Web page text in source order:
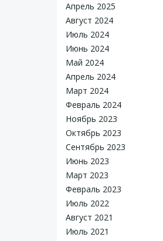
Апрель 2025
Август 2024
Июль 2024
Июнь 2024
Май 2024
Апрель 2024
Март 2024
Февраль 2024
Ноябрь 2023
Октябрь 2023
Сентябрь 2023
Июнь 2023
Март 2023
Февраль 2023
Июль 2022
Август 2021
Июль 2021